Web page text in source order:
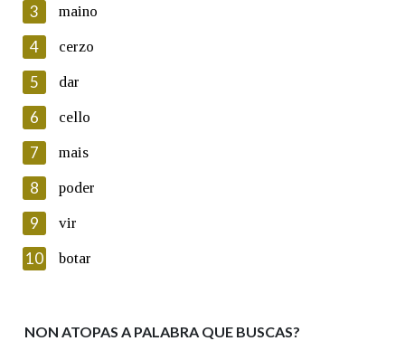
En cumprimento da normativa vixente en materia de
Protección de Datos de Carácter Persoal, a Real Academia
Galega informa a aqueles usuarios que faciliten o seu correo
electrónico, así como calquera outra información de carácter
persoal, que estes datos serán obxecto de tratamento
automatizado de carácter confidencial e incorporados aos seus
ficheiros informáticos. Así mesmo, os usuarios poderán exercer o
seu dereito de acceso, rectificación, oposición e cancelación dos
seus datos poñéndose en contacto connosco.
Lin e acepto as condicións da política de
Introduce o código que aparece na imaxe:
3 maino
4 cerzo
5 dar
6 cello
7 mais
8 poder
9 vir
10 botar
NON ATOPAS A PALABRA QUE BUSCAS?